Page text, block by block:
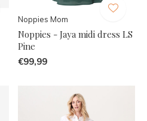
Noppies Mom
Noppies - Jaya midi dress LS
Pine
€99,99